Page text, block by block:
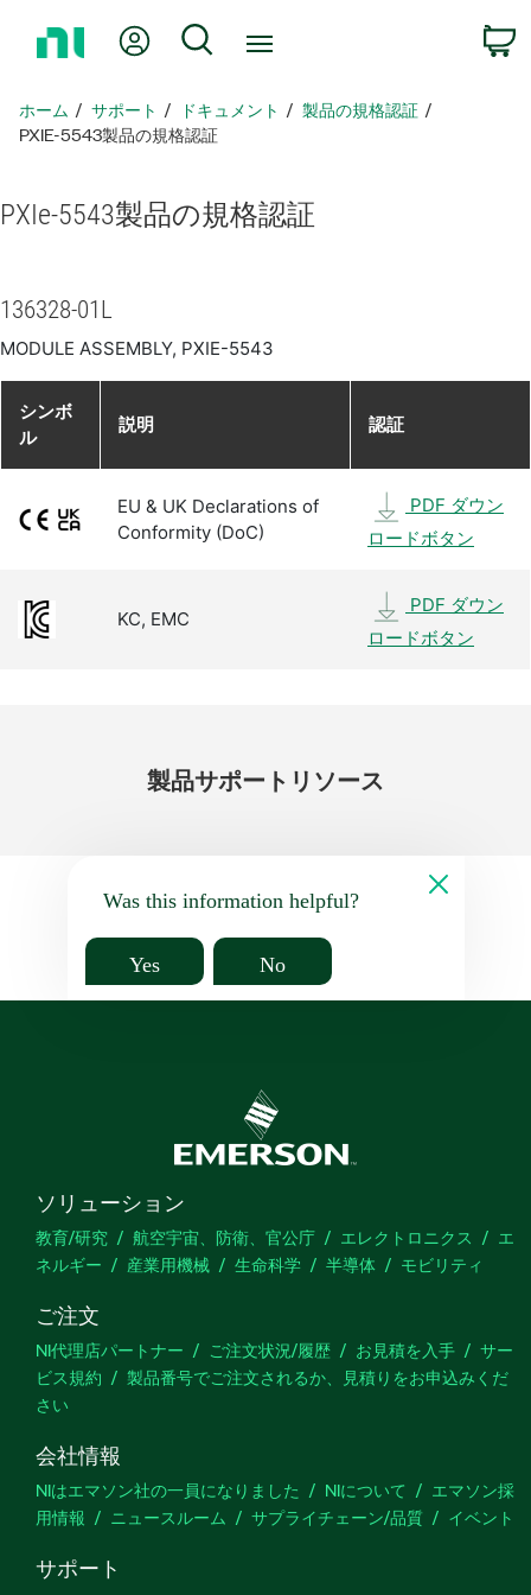
ペ
ー
戻
Myアカウント
検索
ホーム サポート ドキュメント
製品​の​規格​認証
PXIE-5543製品​の​規格​認証
PXIe-5543製品​の​規格​認証
136328-01L
MODULE ASSEMBLY, PXIE-5543
シンボ
ル
説明 認証
EU & UK Declarations of
Conformity (DoC)
PDF ダウン
ロードボタン
KC, EMC
PDF ダウン
ロードボタン
製品サポート リソース
Was this information helpful?
Yes No
ソリューション
教育/研究 航空宇宙、防衛、官公庁 エレクトロニクス
エ
ネルギー
産業用機械 生命科学 半導体 モビリティ
ご注文
NI代理店パートナー ご注文状況/履歴 お見積を入手
サー
ビス規約
製品番号でご注文されるか、見積りをお申込みくだ
さい
会社情報
NIはエマソン社の一員になりました NIについて
エマソン採
用情報
ニュースルーム サプライチェーン/品質 イベント
サポート